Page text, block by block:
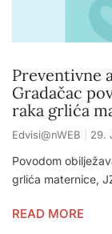
Preventivne
Gradačac
raka grlića
Edvisi@nWEB 29.
Povodom
grlića maternice,
READ MORE